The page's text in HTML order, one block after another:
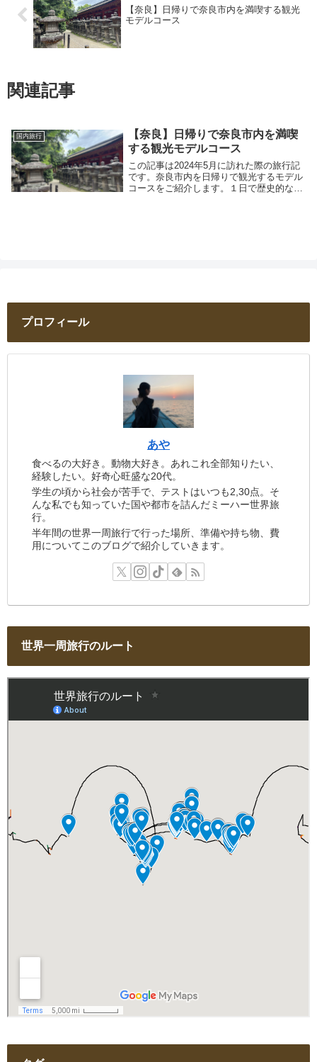
【奈良】日帰りで奈良市内を満喫する観光
モデルコース
関連記事
国内旅行
【奈良】日帰りで奈良市内を満喫
する観光モデルコース
この記事は2024年5月に訪れた際の旅行記
です。奈良市内を日帰りで観光するモデル
コースをご紹介します。１日で歴史的な名
プロフィール
あや
食べるの大好き。動物大好き。あれこれ全部知りたい、
経験したい。好奇心旺盛な20代。
学生の頃から社会が苦手で、テストはいつも2,30点。そ
んな私でも知っていた国や都市を詰んだミーハー世界旅
行。
半年間の世界一周旅行で行った場所、準備や持ち物、費
用についてこのブログで紹介していきます。
世界一周旅行のルート